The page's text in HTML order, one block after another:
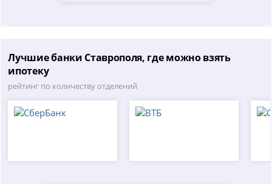
Лучшие банки Ставрополя, где можно взять
ипотеку
рейтинг по количеству отделений